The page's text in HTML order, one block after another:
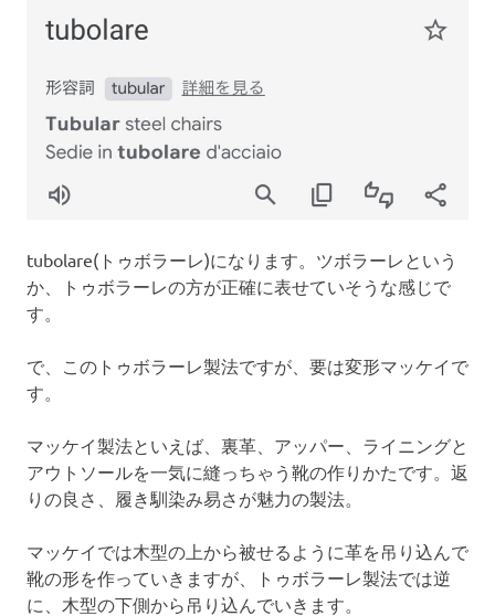
tubolare(トゥボラーレ)になります。ツボラーレという
か、トゥボラーレの方が正確に表せていそうな感じで
す。
で、このトゥボラーレ製法ですが、要は変形マッケイで
す。
マッケイ製法といえば、裏革、アッパー、ライニングと
アウトソールを一気に縫っちゃう靴の作りかたです。返
りの良さ、履き馴染み易さが魅力の製法。
マッケイでは木型の上から被せるように革を吊り込んで
靴の形を作っていきますが、トゥボラーレ製法では逆
に、木型の下側から吊り込んでいきます。